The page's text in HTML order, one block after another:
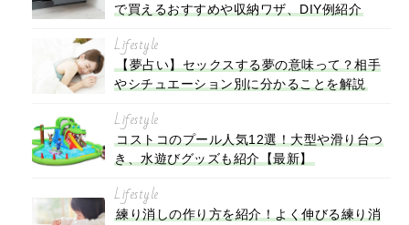
で買えるおすすめや収納ワザ、DIY例紹介
Lifestyle
【夢占い】セックスする夢の意味って？相手
やシチュエーション別に分かることを解説
Lifestyle
コストコのプール人気12選！大型や滑り台つ
き、水遊びグッズも紹介【最新】
Lifestyle
練り消しの作り方を紹介！よく伸びる練り消